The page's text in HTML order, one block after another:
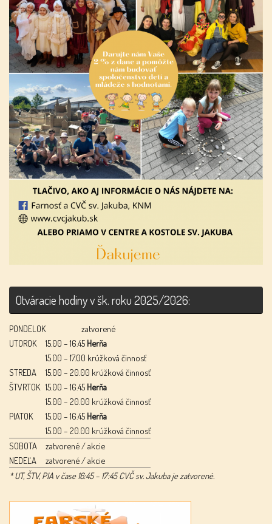
Otváracie hodiny v šk. roku 2025/2026:
PONDELOK
zatvorené
UTOROK
15.00 – 16.45 Herňa
15.00 – 17.00 krúžková činnosť
STREDA
15.00 – 20.00 krúžková činnosť
ŠTVRTOK 15.00 – 16.45 Herňa
15.00 – 20.00 krúžková činnosť
PIATOK
15.00 – 16.45 Herňa
15.00 – 20.00 krúžková činnosť
SOBOTA
zatvorené / akcie
NEDEĽA
zatvorené / akcie
* UT, ŠTV, PIA v čase 16:45 – 17:45 CVČ sv. Jakuba je zatvorené.